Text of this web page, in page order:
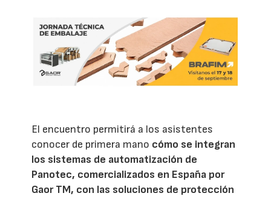
El encuentro permitirá a los asistentes
conocer de primera mano cómo se integran
los sistemas de automatización de
Panotec, comercializados en España por
Gaor TM, con las soluciones de protección